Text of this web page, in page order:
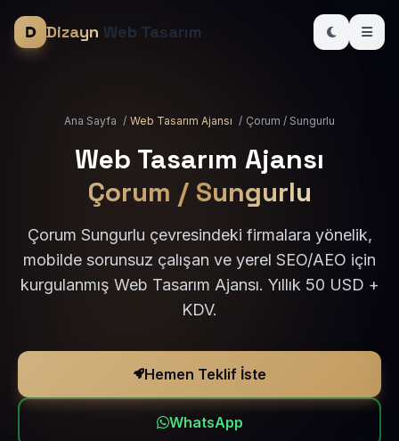
Dizayn Web Tasarım
Ana Sayfa / Web Tasarım Ajansı / Çorum / Sungurlu
Web Tasarım Ajansı
Çorum / Sungurlu
Çorum Sungurlu çevresindeki firmalara yönelik,
mobilde sorunsuz çalışan ve yerel SEO/AEO için
kurgulanmış Web Tasarım Ajansı. Yıllık 50 USD +
KDV.
Hemen Teklif İste
WhatsApp